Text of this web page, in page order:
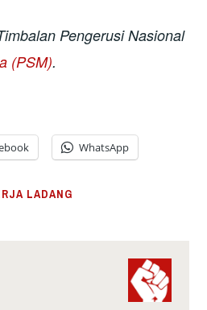
Pengerusi Nasional
(PSM).
WhatsApp
LADANG